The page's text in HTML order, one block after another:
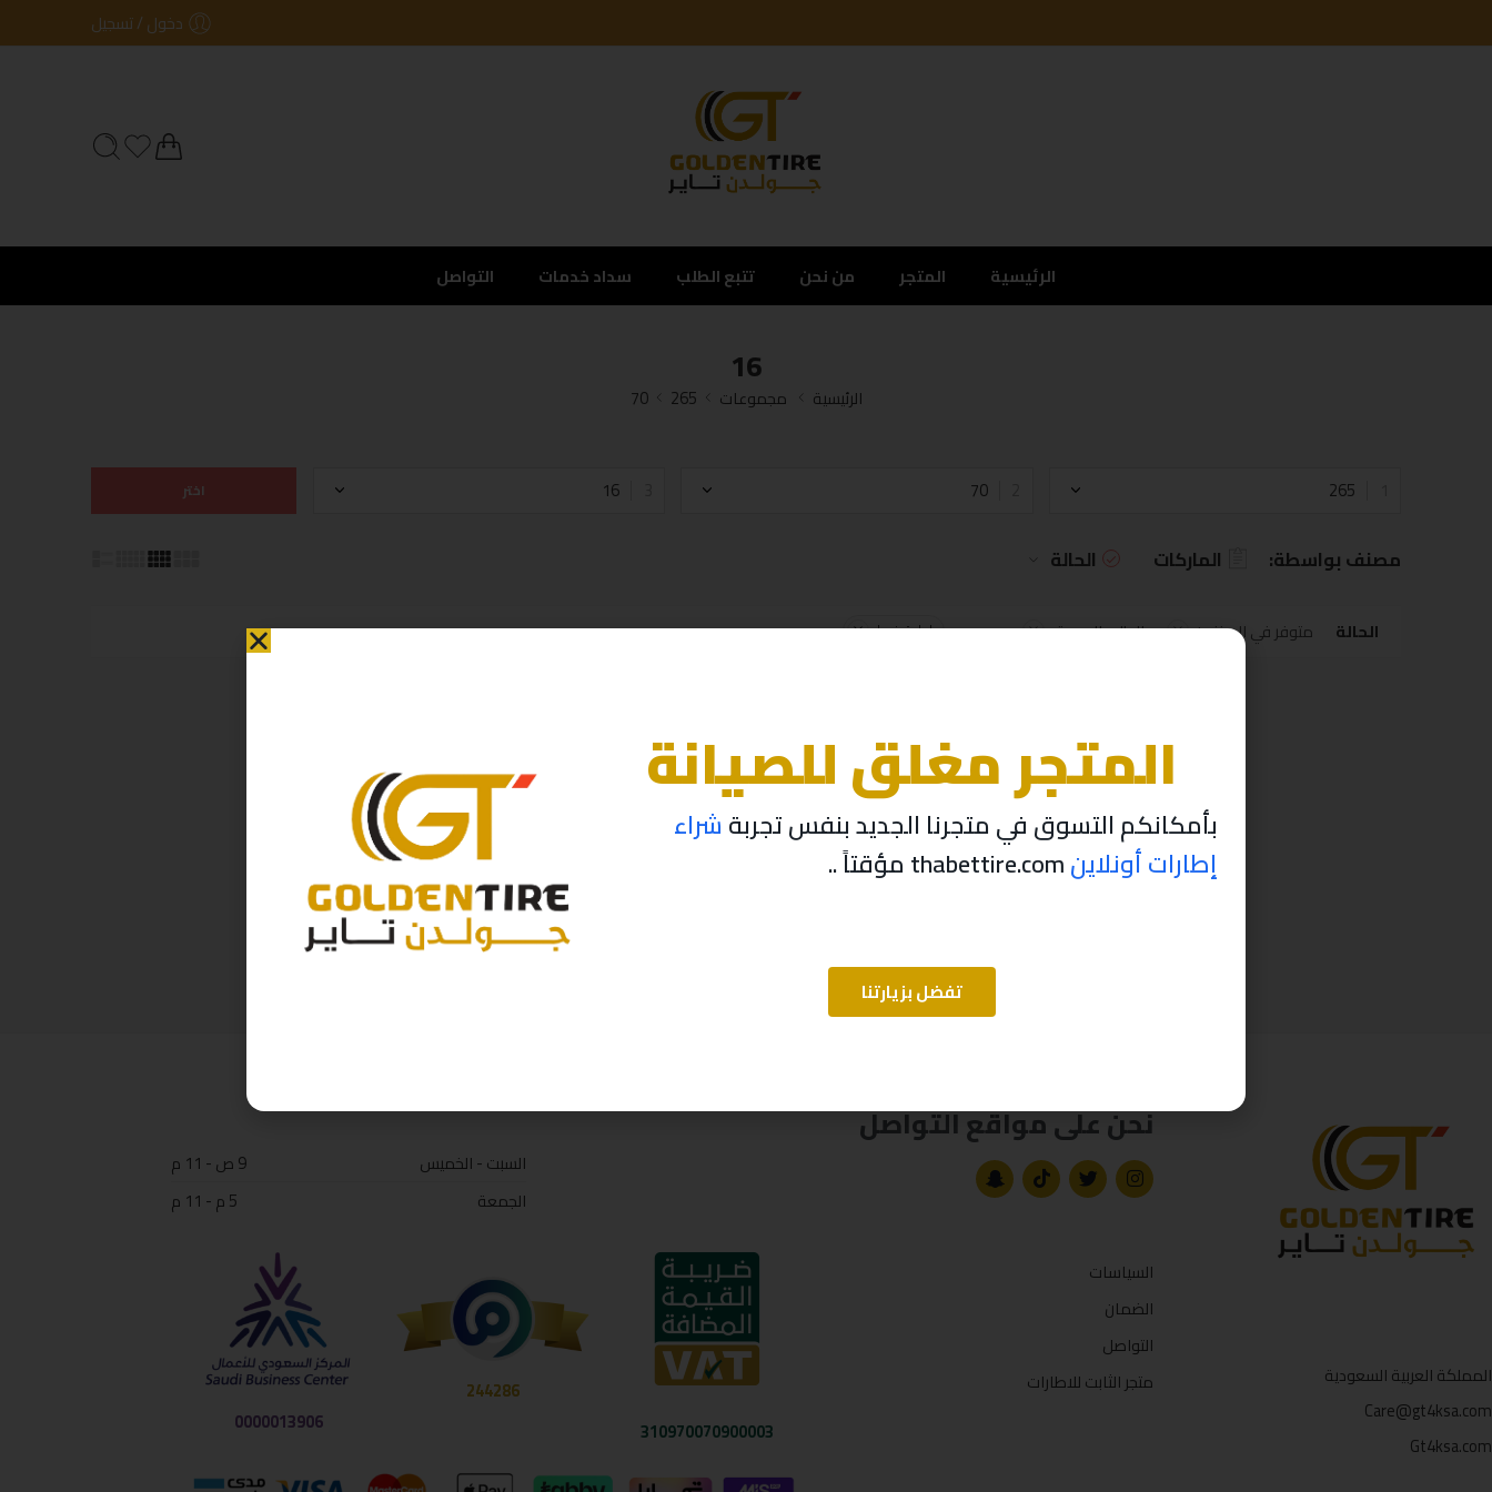
دخول / تسجيل
الرئيسية المتجر من نحن تتبع الطلب سداد خدمات التواصل
16
الرئيسية مجموعات 265
70
265
70
16 اختر
مصنف بواسطة: الماركات الحالة
الحالة متوفر في المخزون الطلب المسبق إعادة ضبط
المملكة العربية السعودية
Care@gt4ksa.com
Gt4ksa.com
نحن على مواقع التواصل
السياسات
الضمان
التواصل
متجر الثابت للاطارات
السبت - الخميس
9 ص - 11 م
الجمعة
5 م - 11 م
310970070900003
244286
0000013906
المتجر مغلق للصيانة
بأمكانكم التسوق في متجرنا الجديد بنفس تجربةشراء
إطارات أونلاين
تفضل بزيارتنا